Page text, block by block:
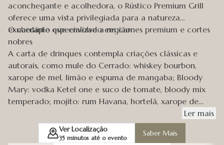
aconchegante e acolhedora, o Rústico Premium Grill
oferece uma vista privilegiada para a natureza
exuberante que envolve a região.
O cardápio especializado em carnes premium e cortes
nobres
A carta de drinques contempla criações clássicas e
autorais, como mule do Cerrado: whiskey bourbon,
xarope de mel, limão e espuma de mangaba; Bloody
Mary: vodka Ketel one e suco de tomate, bloody mix
temperado; mojito: rum Havana, hortelã, xarope de
açúcar, limão taiti e club soda; e gin London Dry, limão
siciliano, alecrim e zimbro.
Ler mais
Ver Localização
35 minutos até o evento
Saber Mais